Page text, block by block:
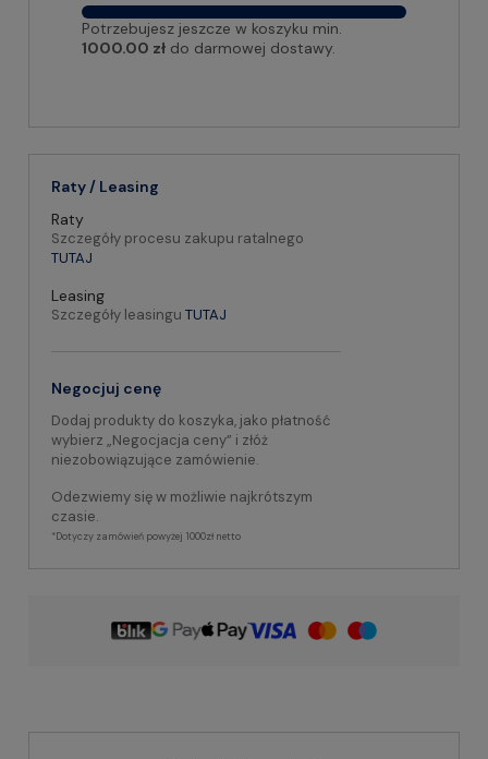
Potrzebujesz jeszcze w koszyku min.
1000.00 zł do darmowej dostawy.
Raty / Leasing
Raty
Szczegóły procesu zakupu ratalnego
TUTAJ
Leasing
Szczegóły leasingu TUTAJ
Negocjuj cenę
Dodaj produkty do koszyka, jako płatność
wybierz „Negocjacja ceny” i złóż
niezobowiązujące zamówienie.
Odezwiemy się w możliwie najkrótszym
czasie.
*Dotyczy zamówień powyżej 1000zł netto